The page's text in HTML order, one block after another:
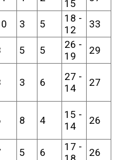
15
3 5
18 -
12
33
5 5
26 -
19
29
3 6
27 -
14
27
8 4
15 -
14
26
5 6
17 -
26